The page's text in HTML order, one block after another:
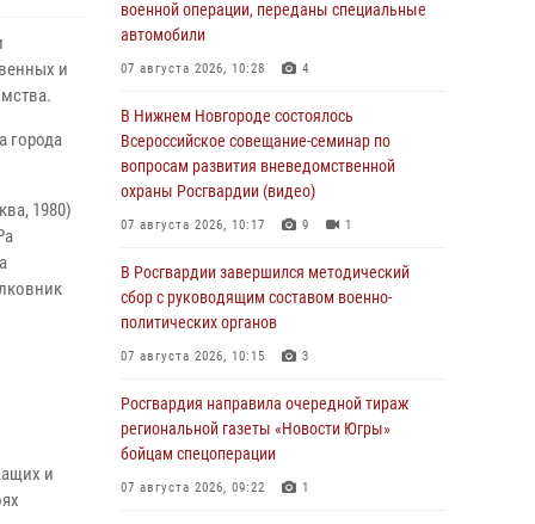
и
города
1980)
и
военной операции, переданы специальные
автомобили
07 августа 2026, 10:28 4
В Нижнем Новгороде состоялось
Всероссийское совещание-семинар по
вопросам развития вневедомственной
охраны Росгвардии (видео)
07 августа 2026, 10:17 9 1
В Росгвардии завершился методический
сбор с руководящим составом военно-
политических органов
07 августа 2026, 10:15 3
Росгвардия направила очередной тираж
региональной газеты «Новости Югры»
бойцам спецоперации
07 августа 2026, 09:22 1